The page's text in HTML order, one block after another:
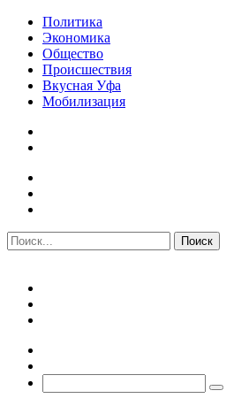
Политика
Экономика
Общество
Происшествия
Вкусная Уфа
Мобилизация